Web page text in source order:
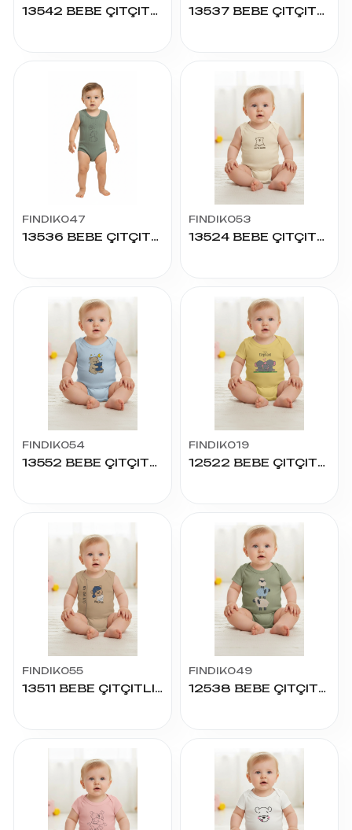
13542 BEBE ÇITÇITLI BADY 13537 BEBE ÇITÇITLI BADY
FINDIK047
13536 BEBE ÇITÇITLI BADY
FINDIK053
13524 BEBE ÇITÇITLI BADY
FINDIK054
13552 BEBE ÇITÇITLI BADY
FINDIK019
12522 BEBE ÇITÇITLI BADY
FINDIK055
13511 BEBE ÇITÇITLI BADY
FINDIK049
12538 BEBE ÇITÇITLI BADY